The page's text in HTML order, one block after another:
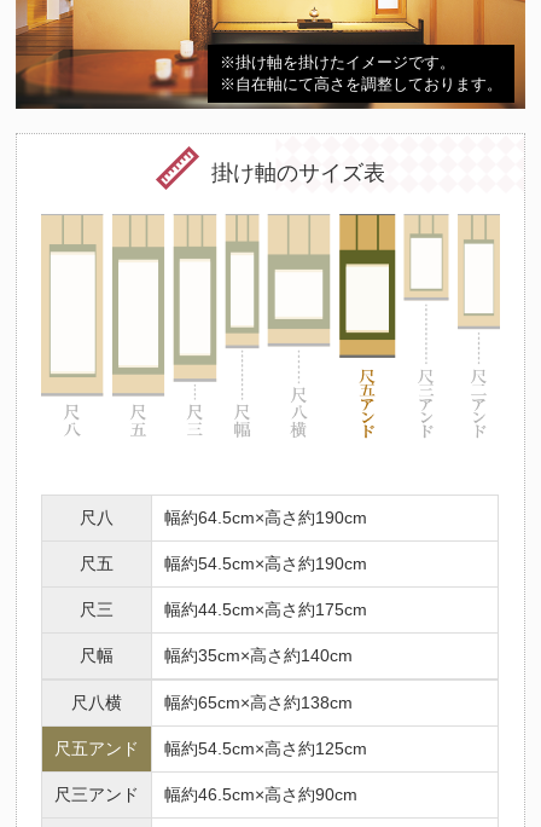
※掛け軸を掛けたイメージです。
※自在軸にて高さを調整しております。
掛け軸のサイズ表
尺八 幅約64.5cm×高さ約190cm
尺五 幅約54.5cm×高さ約190cm
尺三 幅約44.5cm×高さ約175cm
尺幅 幅約35cm×高さ約140cm
尺八横 幅約65cm×高さ約138cm
尺五アンド 幅約54.5cm×高さ約125cm
尺三アンド 幅約46.5cm×高さ約90cm